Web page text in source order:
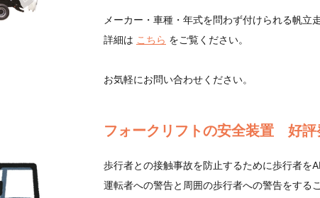
メーカー・車種・年式を問わず付けられる帆立
詳細は こちら をご覧ください。
お気軽にお問い合わせください。
フォークリフトの安全装置 好評
歩行者との接触事故を防止するために歩行者を
運転者への警告と周囲の歩行者への警告をする